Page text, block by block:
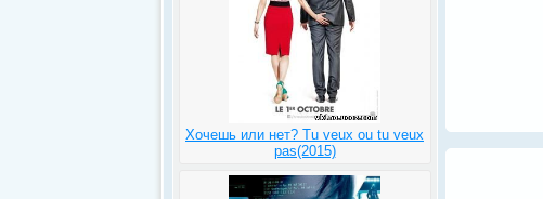
Хочешь или нет? Tu veux ou tu veux
pas(2015)